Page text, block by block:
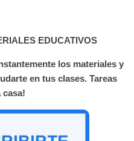
EDUCATIVOS
los materiales y
en tus clases. Tareas
casa!